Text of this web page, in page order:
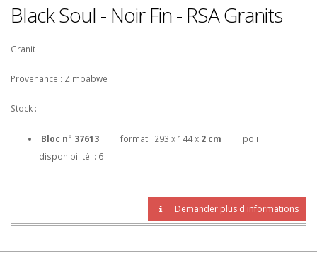
Black Soul - Noir Fin - RSA Granits
Granit
Provenance : Zimbabwe
Stock :
Bloc n° 37613 format : 293 x 144 x 2 cm poli
disponibilité : 6
Demander plus d'informations